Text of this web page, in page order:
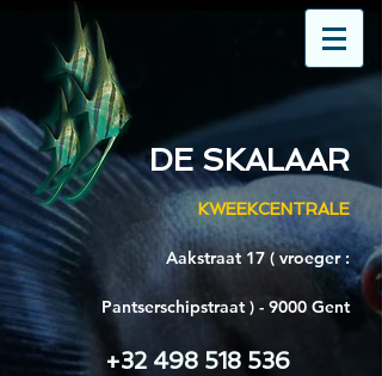
DE SKALAAR
KWEEKCENTRALE
Aakstraat 17 ( vroeger :
Pantserschipstraat ) - 9000 Gent
+32 498 518 536